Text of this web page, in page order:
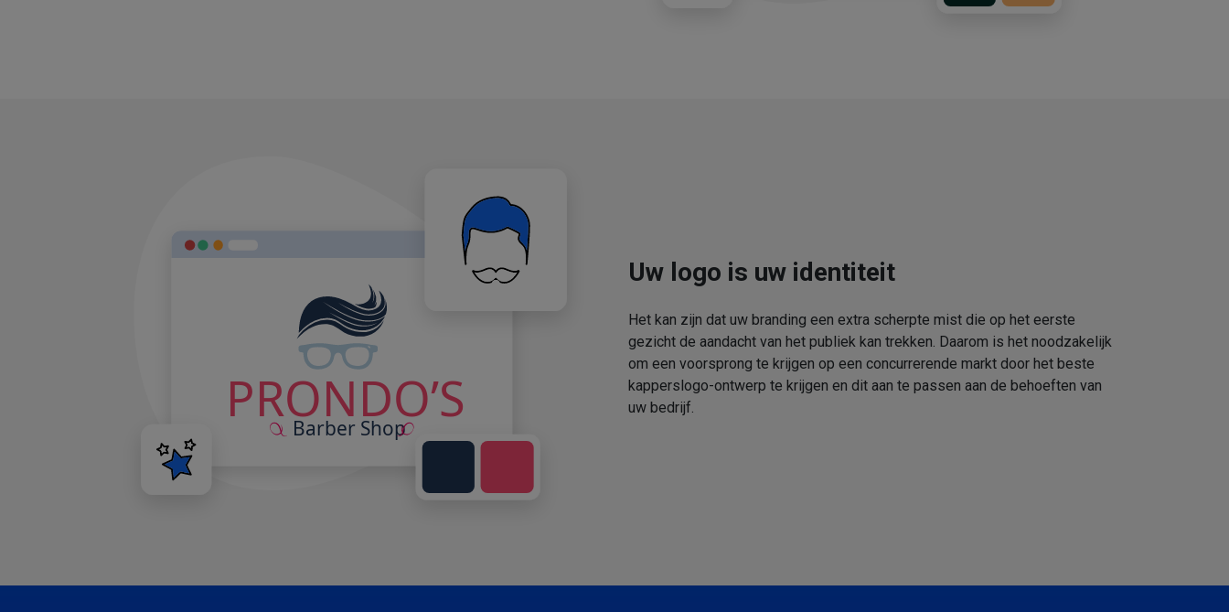
Uw logo is uw identiteit
Het kan zijn dat uw branding een extra scherpte mist die op het eerste
gezicht de aandacht van het publiek kan trekken. Daarom is het noodzakelijk
om een voorsprong te krijgen op een concurrerende markt door het beste
kapperslogo-ontwerp te krijgen en dit aan te passen aan de behoeften van
uw bedrijf.